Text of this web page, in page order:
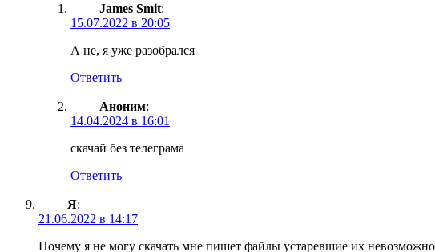
James Smit:
15.07.2022 в 20:05
А не, я уже разобрался
Ответить
Аноним:
14.04.2024 в 16:01
скачай без телеграма
Ответить
Я:
21.06.2022 в 14:17
Почему я не могу скачать мне пишет файлы устаревшие их невозможно